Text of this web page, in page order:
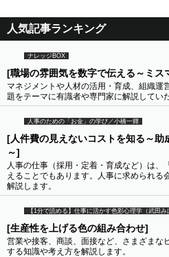
人気記事ランキング
ナレッジBOX
[職場の雰囲気を数字で伝える～ミス
マネジメントや人材の活用・育成、組織運
題をテーマに有識者や専門家に解説してい
人事のための「お金」の学び／小橋一輝
[人件費の見えないコストを知る～助
～]
人事の仕事（採用・定着・育成など）は、
えることでもあります。人事に求められる
解説します。
【1分で読める】仕事に活かす色彩心理学（武田み
[生産性を上げる色の組み合わせ]
営業や接客、商談、面接など、さまざまな
する知識や考え方を解説します。